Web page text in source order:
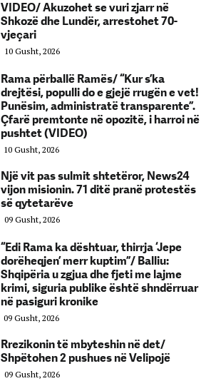
VIDEO/ Akuzohet se vuri zjarr në
Shkozë dhe Lundër, arrestohet 70-
vjeçari
10 Gusht, 2026
Rama përballë Ramës/ “Kur s’ka
drejtësi, populli do e gjejë rrugën e vet!
Punësim, administratë transparente”.
Çfarë premtonte në opozitë, i harroi në
pushtet (VIDEO)
10 Gusht, 2026
Një vit pas sulmit shtetëror, News24
vijon misionin. 71 ditë pranë protestës
së qytetarëve
09 Gusht, 2026
“Edi Rama ka dështuar, thirrja ‘Jepe
dorëheqjen’ merr kuptim”/ Balliu:
Shqipëria u zgjua dhe fjeti me lajme
krimi, siguria publike është shndërruar
në pasiguri kronike
09 Gusht, 2026
Rrezikonin të mbyteshin në det/
Shpëtohen 2 pushues në Velipojë
09 Gusht, 2026